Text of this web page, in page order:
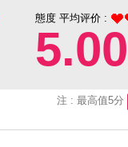
態度 平均评价 :
5.00
注 : 最高值5分